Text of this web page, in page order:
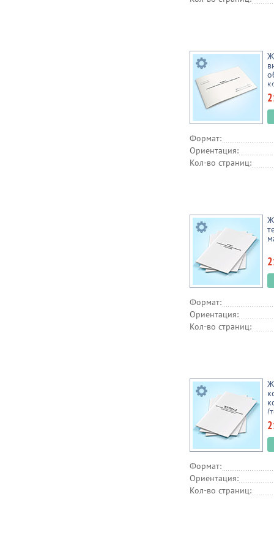
Формат:
Ориентация:
Кол-во страниц:
Формат:
Ориентация:
Кол-во страниц:
Формат:
Ориентация:
Кол-во страниц: